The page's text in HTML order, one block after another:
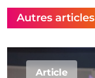
Autres articles
Article